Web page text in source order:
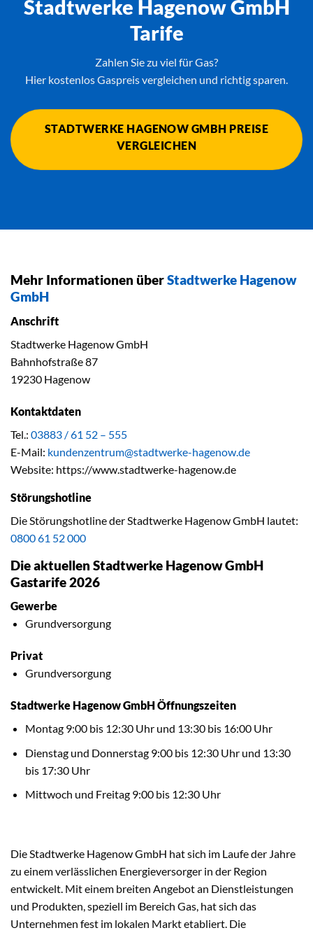
Stadtwerke Hagenow GmbH
Tarife
Zahlen Sie zu viel für Gas?
Hier kostenlos Gaspreis vergleichen und richtig sparen.
STADTWERKE HAGENOW GMBH PREISE
VERGLEICHEN
Mehr Informationen überStadtwerke Hagenow
GmbH
Anschrift
Stadtwerke Hagenow GmbH
Bahnhofstraße 87
19230 Hagenow
Kontaktdaten
Tel.: 03883 / 61 52 – 555
E-Mail: kundenzentrum@stadtwerke-hagenow.de
Website: https://www.stadtwerke-hagenow.de
Störungshotline
Die Störungshotline der Stadtwerke Hagenow GmbH lautet:
0800 61 52 000
Die aktuellen Stadtwerke Hagenow GmbH
Gastarife 2026
Gewerbe
Grundversorgung
Privat
Grundversorgung
Stadtwerke Hagenow GmbH Öffnungszeiten
Montag 9:00 bis 12:30 Uhr und 13:30 bis 16:00 Uhr
Dienstag und Donnerstag 9:00 bis 12:30 Uhr und 13:30
bis 17:30 Uhr
Mittwoch und Freitag 9:00 bis 12:30 Uhr
Die Stadtwerke Hagenow GmbH hat sich im Laufe der Jahre
zu einem verlässlichen Energieversorger in der Region
entwickelt. Mit einem breiten Angebot an Dienstleistungen
und Produkten, speziell im Bereich Gas, hat sich das
Unternehmen fest im lokalen Markt etabliert. Die